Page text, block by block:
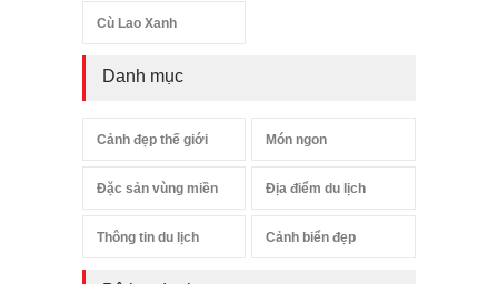
Cù Lao Xanh
Danh mục
Cảnh đẹp thế giới Món ngon
Đặc sản vùng miền Địa điểm du lịch
Thông tin du lịch Cảnh biển đẹp